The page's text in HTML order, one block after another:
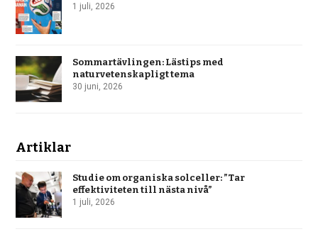
1 juli, 2026
Sommartävlingen: Lästips med
naturvetenskapligt tema
30 juni, 2026
Artiklar
Studie om organiska solceller: ”Tar
effektiviteten till nästa nivå”
1 juli, 2026